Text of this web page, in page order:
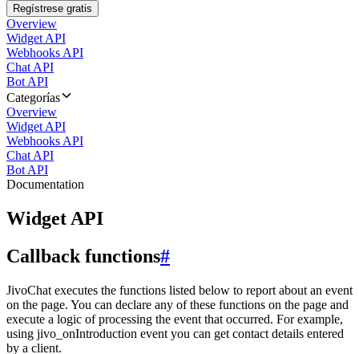
Regístrese gratis
Overview
Widget API
Webhooks API
Chat API
Bot API
Categorías
Overview
Widget API
Webhooks API
Chat API
Bot API
Documentation
Widget API
Callback functions#
JivoChat executes the functions listed below to report about an event
on the page. You can declare any of these functions on the page and
execute a logic of processing the event that occurred. For example,
using jivo_onIntroduction event you can get contact details entered
by a client.